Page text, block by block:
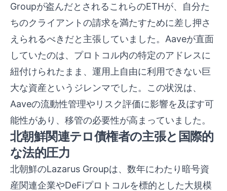
Groupが盗んだとされるこれらのETHが、自分た
ちのクライアントの請求を満たすために差し押さ
えられるべきだと主張していました。Aaveが直面
していたのは、プロトコル内の特定のアドレスに
紐付けられたまま、運用上自由に利用できない巨
大な資産というジレンマでした。この状況は、
Aaveの流動性管理やリスク評価に影響を及ぼす可
能性があり、移管の必要性が高まっていました。
北朝鮮関連テロ債権者の主張と国際的
な法的圧力
北朝鮮のLazarus Groupは、数年にわたり暗号資
産関連企業やDeFiプロトコルを標的とした大規模